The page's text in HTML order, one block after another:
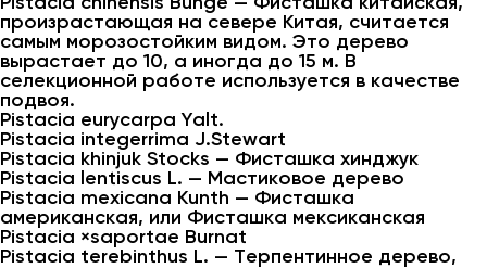
произрастающая на севере Китая, считается
самым морозостойким видом. Это дерево
вырастает до 10, а иногда до 15 м. В
селекционной работе используется в качестве
подвоя.
Pistacia eurycarpa Yalt.
Pistacia integerrima J.Stewart
Pistacia khinjuk Stocks — Фисташка хинджук
Pistacia lentiscus L. — Мастиковое дерево
Pistacia mexicana Kunth — Фисташка
американская, или Фисташка мексиканская
Pistacia ×saportae Burnat
Pistacia terebinthus L. — Терпентинное дерево,